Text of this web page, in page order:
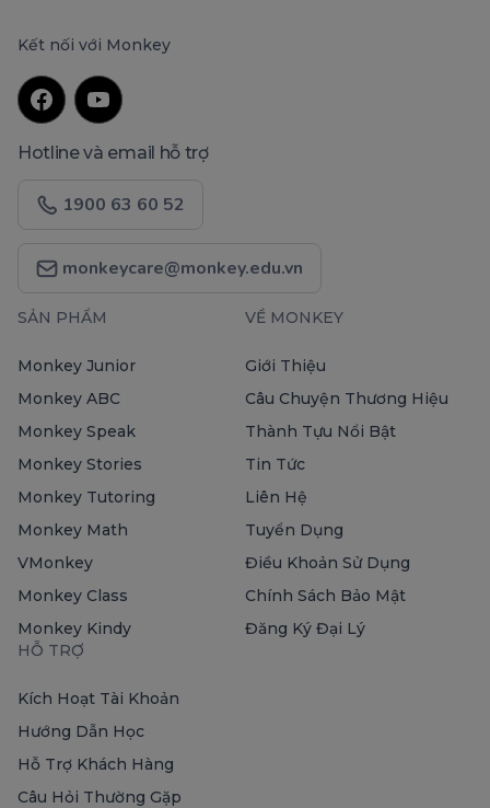
Kết nối với Monkey
Hotline và email hỗ trợ
1900 63 60 52
monkeycare@monkey.edu.vn
SẢN PHẨM
Monkey Junior
Monkey ABC
Monkey Speak
Monkey Stories
Monkey Tutoring
Monkey Math
VMonkey
Monkey Class
Monkey Kindy
VỀ MONKEY
Giới Thiệu
Câu Chuyện Thương Hiệu
Thành Tựu Nổi Bật
Tin Tức
Liên Hệ
Tuyển Dụng
Điều Khoản Sử Dụng
Chính Sách Bảo Mật
Đăng Ký Đại Lý
HỖ TRỢ
Kích Hoạt Tài Khoản
Hướng Dẫn Học
Hỗ Trợ Khách Hàng
Câu Hỏi Thường Gặp